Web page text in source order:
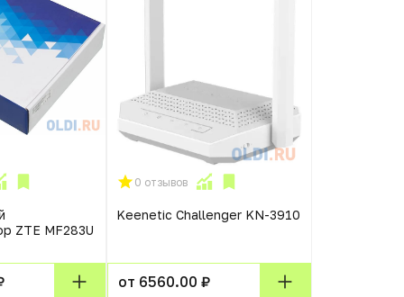
ZTE MF283U
0 отзывов
Keenetic Challenger KN-3910
от 6560.00 ₽